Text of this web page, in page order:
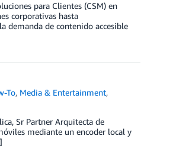
para Clientes (CSM) en
corporativas hasta
demanda de contenido accesible
To, Media & Entertainment,
Sr Partner Arquitecta de
mediante un encoder local y